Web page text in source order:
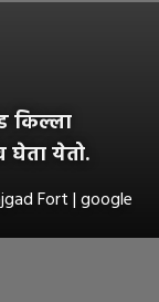
किल्ला
येतो.
Fort | google